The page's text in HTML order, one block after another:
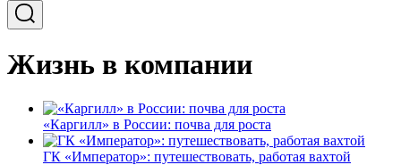
Жизнь в компании
«Каргилл» в России: почва для роста
ГК «Император»: путешествовать, работая вахтой